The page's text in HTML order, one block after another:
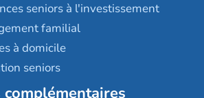
seniors à l'investissement
familial
à domicile
seniors
complémentaires